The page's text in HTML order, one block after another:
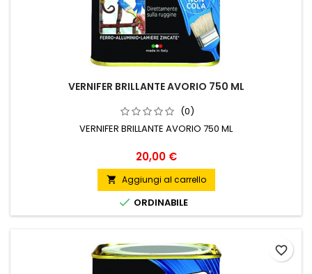
VERNIFER BRILLANTE AVORIO 750 ML
(0)
VERNIFER BRILLANTE AVORIO 750 ML
Prezzo
20,00 €
 Aggiungi al carrello
 ORDINABILE
favorite_border